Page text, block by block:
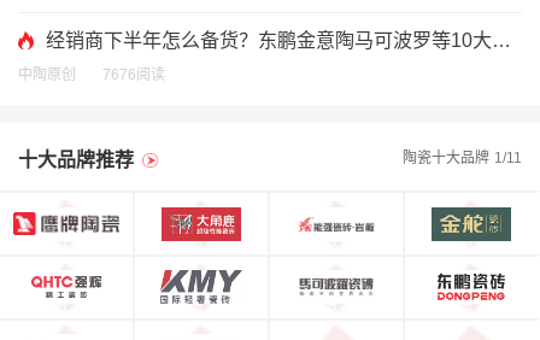
经销商下半年怎么备货？东鹏金意陶马可波罗等10大品
牌集体亮剑
中陶原创 7676阅读
十大品牌推荐 陶瓷十大品牌 1 /11